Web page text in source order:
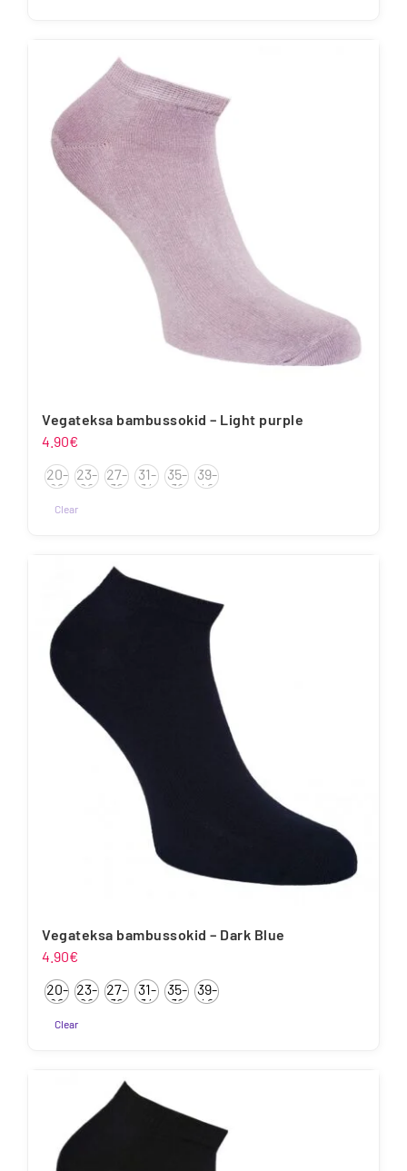
varianti.
Valikuid
saab
teha
tootelehel.
Vegateksa bambussokid – Light purple
4.90€
20-
22
23-
26
27-
30
31-
34
35-
38
39-
42
Clear
varianti.
Valikuid
saab
teha
tootelehel.
Vegateksa bambussokid – Dark Blue
4.90€
20-
22
23-
26
27-
30
31-
34
35-
38
39-
42
Clear
varianti.
Valikuid